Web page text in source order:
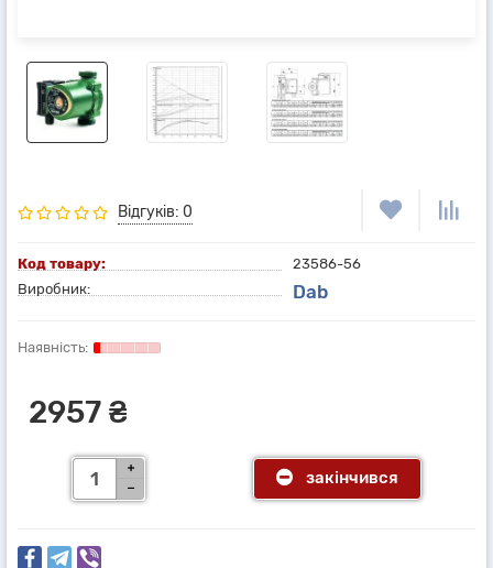
Відгуків: 0
Код товару:
23586-56
Виробник:
Dab
2957 ₴
закінчився